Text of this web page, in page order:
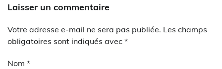
Laisser un commentaire
Votre adresse e-mail ne sera pas publiée. Les champs
obligatoires sont indiqués avec *
Nom *